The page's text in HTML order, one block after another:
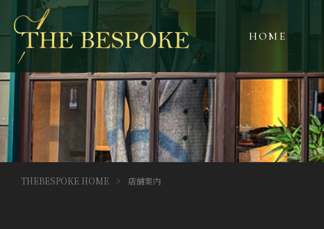
HOME
THEBESPOKE HOME > 店舗案内